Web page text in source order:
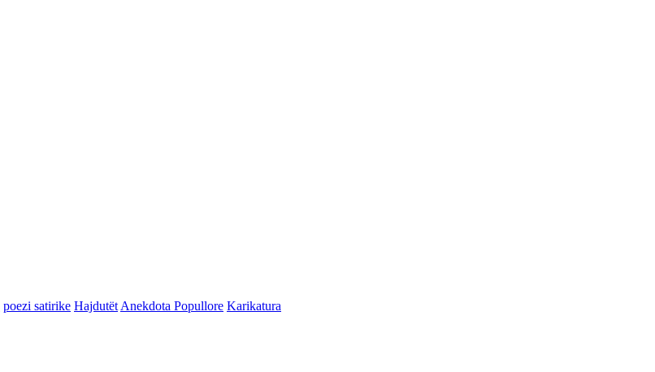
poezi satirike Hajdutët Anekdota Popullore Karikatura